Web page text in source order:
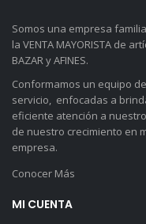
Somos una empresa
la VENTA MAYORISTA de
BAZAR y AFINES.
Conformamos un equipo
servicio, enfocadas a
eficiente atención a
de nuestro crecimiento en
empresa.
Conocer Más
MI CUENTA